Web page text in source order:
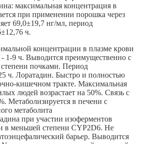
максимальная концентрация в
при применении порошка через
69,0±19,7 нг/мл, период
ч.
концентрации в плазме крови
1-9 ч. Выводится преимущественно с
почками. Период
ч. Лоратадин. Быстро и полностью
кишечном тракте. Максимальная
людей возрастает на 50%. Связь с
Метаболизируется в печени с
метаболита
при участии изоферментов
в меньшей степени CYP2D6. Не
барьер. Выводится